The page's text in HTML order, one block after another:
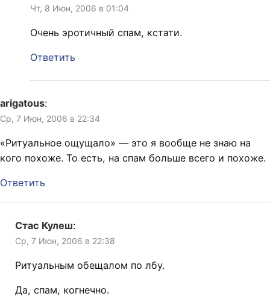
Чт, 8 Июн, 2006 в 01:04
Очень эротичный спам, кстати.
Ответить
arigatous:
Ср, 7 Июн, 2006 в 22:34
«Ритуальное ощущало» — это я вообще не знаю на
кого похоже. То есть, на спам больше всего и похоже.
Ответить
Стас Кулеш:
Ср, 7 Июн, 2006 в 22:38
Ритуальным обещалом по лбу.
Да, спам, когнечно.